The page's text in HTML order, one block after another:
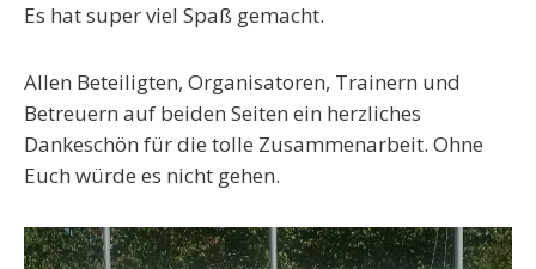
Es hat super viel Spaß gemacht.
Allen Beteiligten, Organisatoren, Trainern und
Betreuern auf beiden Seiten ein herzliches
Dankeschön für die tolle Zusammenarbeit. Ohne
Euch würde es nicht gehen.